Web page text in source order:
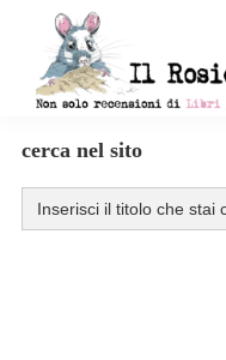
contenuto
di
libri
per
cerca nel sito
Search
for: